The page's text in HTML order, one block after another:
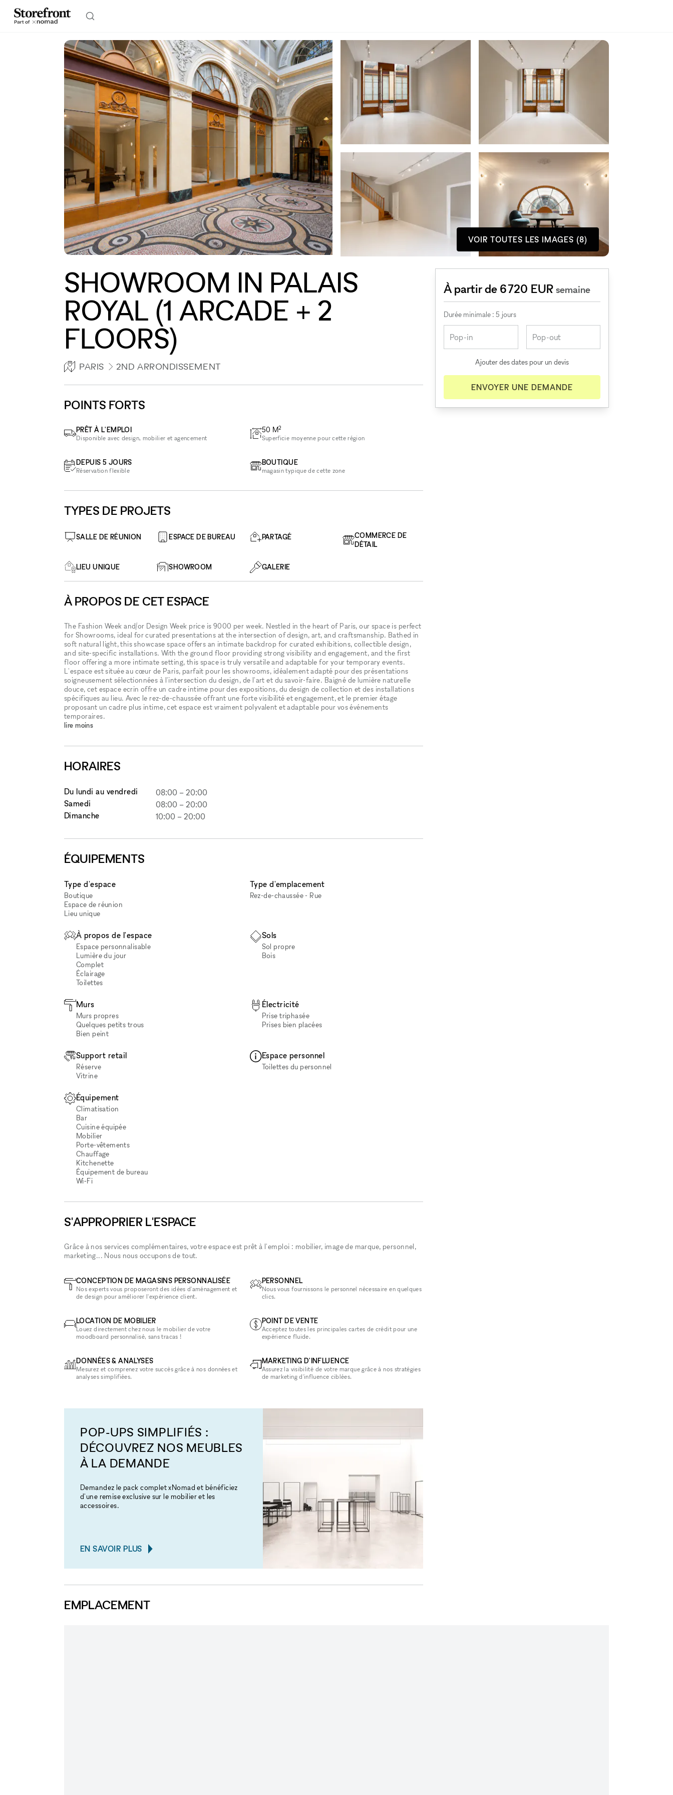
VOIR TOUTES LES IMAGES (8)
SHOWROOM IN PALAIS
ROYAL (1 ARCADE + 2
FLOORS)
PARIS 2ND ARRONDISSEMENT
POINTS FORTS
PRÊT À L'EMPLOI
Disponible avec design, mobilier et agencement
DEPUIS 5 JOURS
Réservation flexible
50 M2
Superficie moyenne pour cette région
BOUTIQUE
magasin typique de cette zone
TYPES DE PROJETS
SALLE DE RÉUNION ESPACE DE BUREAU PARTAGÉ
COMMERCE DE
DÉTAIL
LIEU UNIQUE SHOWROOM GALERIE
À PROPOS DE CET ESPACE
The Fashion Week and/or Design Week price is 9000 per week. Nestled in the heart of Paris, our space is perfect
for Showrooms, ideal for curated presentations at the intersection of design, art, and craftsmanship. Bathed in
soft natural light, this showcase space offers an intimate backdrop for curated exhibitions, collectible design,
and site-specific installations. With the ground floor providing strong visibility and engagement, and the first
floor offering a more intimate setting, this space is truly versatile and adaptable for your temporary events.
L'espace est située au cœur de Paris, parfait pour les showrooms, idéalement adapté pour des présentations
soigneusement sélectionnées à l'intersection du design, de l'art et du savoir-faire. Baigné de lumière naturelle
douce, cet espace ecrin offre un cadre intime pour des expositions, du design de collection et des installations
spécifiques au lieu. Avec le rez-de-chaussée offrant une forte visibilité et engagement, et le premier étage
proposant un cadre plus intime, cet espace est vraiment polyvalent et adaptable pour vos événements
temporaires.
lire moins
HORAIRES
Du lundi au vendredi 08:00 –20:00
Samedi
08:00 –20:00
Dimanche
10:00 –20:00
ÉQUIPEMENTS
Type d'espace
Boutique
Espace de réunion
Lieu unique
Type d'emplacement
Rez-de-chaussée - Rue
À propos de l'espace
Espace personnalisable
Lumière du jour
Complet
Éclairage
Toilettes
Sols
Sol propre
Bois
Murs
Murs propres
Quelques petits trous
Bien peint
Électricité
Prise triphasée
Prises bien placées
Support retail
Réserve
Vitrine
Espace personnel
Toilettes du personnel
Équipement
Climatisation
Bar
Cuisine équipée
Mobilier
Porte-vêtements
Chauffage
Kitchenette
Équipement de bureau
Wi‑Fi
S'APPROPRIER L'ESPACE
Grâce à nos services complémentaires, votre espace est prêt à l'emploi : mobilier, image de marque, personnel,
marketing... Nous nous occupons de tout.
CONCEPTION DE MAGASINS PERSONNALISÉE
Nos experts vous proposeront des idées d'aménagement et
de design pour améliorer l'expérience client.
LOCATION DE MOBILIER
Louez directement chez nous le mobilier de votre
moodboard personnalisé, sans tracas !
DONNÉES & ANALYSES
Mesurez et comprenez votre succès grâce à nos données et
analyses simplifiées.
PERSONNEL
Nous vous fournissons le personnel nécessaire en quelques
clics.
POINT DE VENTE
Acceptez toutes les principales cartes de crédit pour une
expérience fluide.
MARKETING D'INFLUENCE
Assurez la visibilité de votre marque grâce à nos stratégies
de marketing d'influence ciblées.
POP-UPS SIMPLIFIÉS :
DÉCOUVREZ NOS MEUBLES
À LA DEMANDE
Demandez le pack complet xNomad et bénéficiez
d'une remise exclusive sur le mobilier et les
accessoires.
EN SAVOIR PLUS
À partir de 6 720 EURsemaine
Durée minimale : 5 jours
Ajouter des dates pour un devis
ENVOYER UNE DEMANDE
EMPLACEMENT